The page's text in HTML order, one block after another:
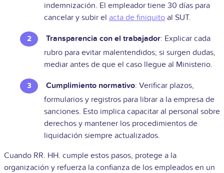
indemnización. El empleador tiene 30 días para
cancelar y subir el acta de finiquito al SUT.
Transparencia con el trabajador: Explicar cada
rubro para evitar malentendidos; si surgen dudas,
mediar antes de que el caso llegue al Ministerio.
Cumplimiento normativo: Verificar plazos,
formularios y registros para librar a la empresa de
sanciones. Esto implica capacitar al personal sobre
derechos y mantener los procedimientos de
liquidación siempre actualizados.
Cuando RR. HH. cumple estos pasos, protege a la
organización y refuerza la confianza de los empleados en un